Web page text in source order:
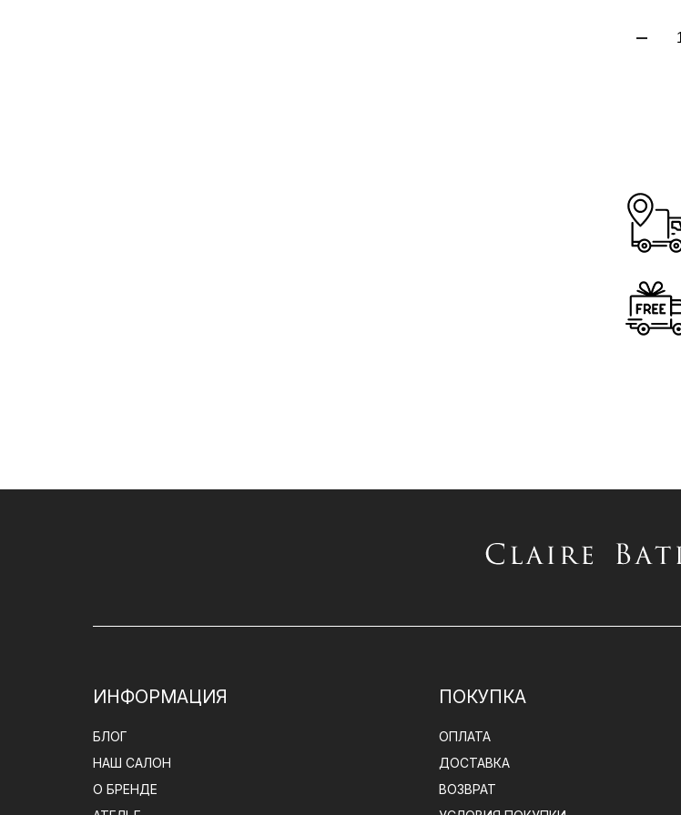
ИНФОРМАЦИЯ
БЛОГ
НАШ САЛОН
О БРЕНДЕ
ПОКУПКА
ОПЛАТА
ДОСТАВКА
ВОЗВРАТ